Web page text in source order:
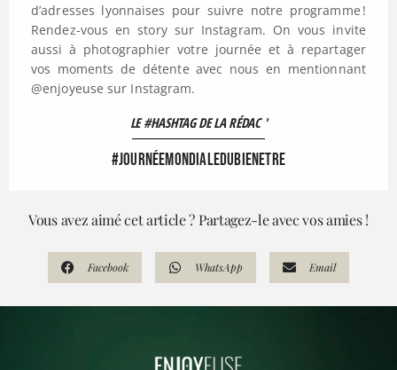
d’adresses lyonnaises pour suivre notre programme !
Rendez-vous en story sur Instagram. On vous invite
aussi à photographier votre journée et à repartager
vos moments de détente avec nous en mentionnant
@enjoyeuse sur Instagram.
LE #HASHTAG DE LA RÉDAC '
#JournéeMondialeDuBienEtre
Vous avez aimé cet article ? Partagez-le avec vos amies !
Facebook WhatsApp Email